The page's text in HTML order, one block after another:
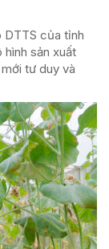
DTTS của tỉnh
hình sản xuất
tư duy và